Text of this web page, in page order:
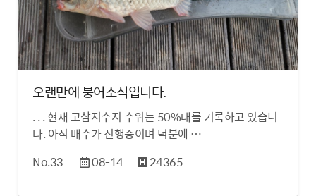
오랜만에 붕어소식입니다.
. . . 현재 고삼저수지 수위는 50%대를 기록하고 있습니
다. 아직 배수가 진행중이며 덕분에 …
No.33
08-14 24365